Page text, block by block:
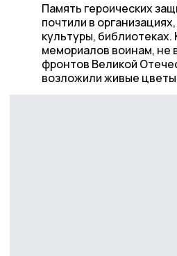
Память героических
почтили в
культуры,
мемориалов воинам, не
фронтов Великой
возложили живые